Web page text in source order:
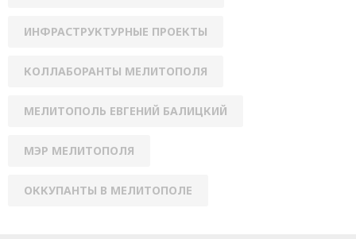
ИНФРАСТРУКТУРНЫЕ ПРОЕКТЫ
КОЛЛАБОРАНТЫ МЕЛИТОПОЛЯ
МЕЛИТОПОЛЬ ЕВГЕНИЙ БАЛИЦКИЙ
МЭР МЕЛИТОПОЛЯ
ОККУПАНТЫ В МЕЛИТОПОЛЕ